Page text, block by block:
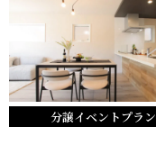
分譲イベントプラン